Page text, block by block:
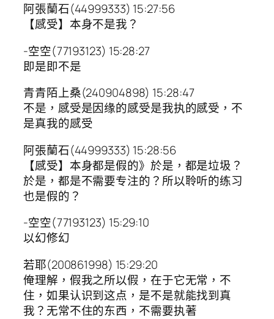
阿張蘭石(44999333) 15:27:56
【感受】本身不是我？
-空空(77193123) 15:28:27
即是即不是
青青陌上桑(240904898) 15:28:47
不是，感受是因缘的感受是我执的感受，不
是真我的感受
阿張蘭石(44999333) 15:28:56
【感受】本身都是假的》於是，都是垃圾？
於是，都是不需要专注的？所以聆听的练习
也是假的？
-空空(77193123) 15:29:10
以幻修幻
若耶(200861998) 15:29:20
俺理解，假我之所以假，在于它无常，不
住，如果认识到这点，是不是就能找到真
我？无常不住的东西，不需要执著